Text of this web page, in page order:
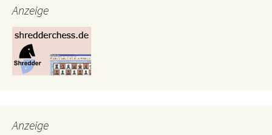
Anzeige
Anzeige